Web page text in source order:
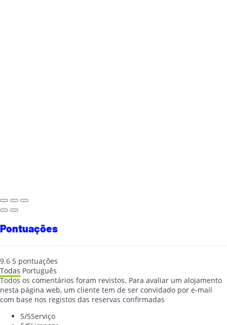
Pontuações
9.6 5 pontuações
Todas Português
Todos os comentários foram revistos. Para avaliar um alojamento
nesta página web, um cliente tem de ser convidado por e-mail
com base nos registos das reservas confirmadas
5/5Serviço